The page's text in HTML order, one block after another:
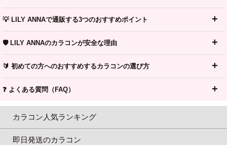
💡 LILY ANNAで通販する3つのおすすめポイント
🛡️ LILY ANNAのカラコンが安全な理由
🔰 初めての方へのおすすめするカラコンの選び方
❓ よくある質問（FAQ）
カラコン人気ランキング
即日発送のカラコン